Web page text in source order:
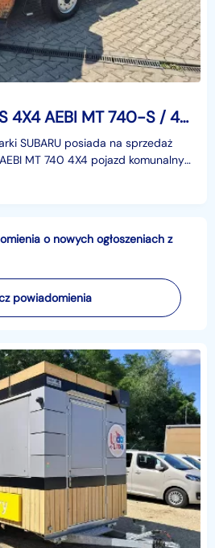
Inna AEBI MT740S 4X4 AEBI MT 740-S / 4X4 / HAKOWIEC / PŁUG / PIASKARKA / SOLARKA
SUBARU posiada na sprzedaż
MT 740 4X4 pojazd komunalny
odśnieżanie dróg i sypani
o nowych ogłoszeniach z
powiadomienia